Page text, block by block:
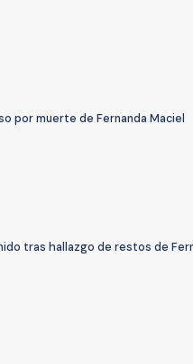
por muerte de Fernanda Maciel
tras hallazgo de restos de